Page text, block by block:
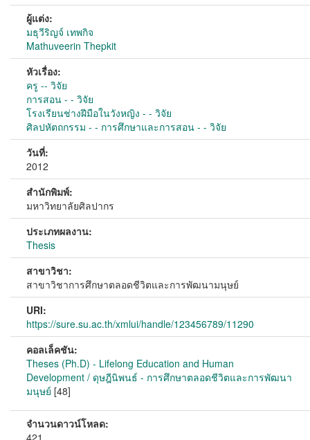
ผู้แต่ง:
มธุวีริญจ์ เทพกิจ
Mathuveerin Thepkit
หัวเรื่อง:
ครู -- วิจัย
การสอน - - วิจัย
โรงเรียนช่างฝีมือในวังหญิง - - วิจัย
ศิลปหัตถกรรม - - การศึกษาและการสอน - - วิจัย
วันที่:
2012
สำนักพิมพ์:
มหาวิทยาลัยศิลปากร
ประเภทผลงาน:
Thesis
สาขาวิชา:
สาขาวิชาการศึกษาตลอดชีวิตและการพัฒนามนุษย์
URI:
https://sure.su.ac.th/xmlui/handle/123456789/11290
คอลเล็คชัน:
Theses (Ph.D) - Lifelong Education and Human
Development / ดุษฎีนิพนธ์ - การศึกษาตลอดชีวิตและการพัฒนา
มนุษย์ [48]
จำนวนดาวน์โหลด:
421